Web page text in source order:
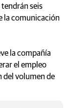
seis
la comunicación
la compañía
el empleo
del volumen de